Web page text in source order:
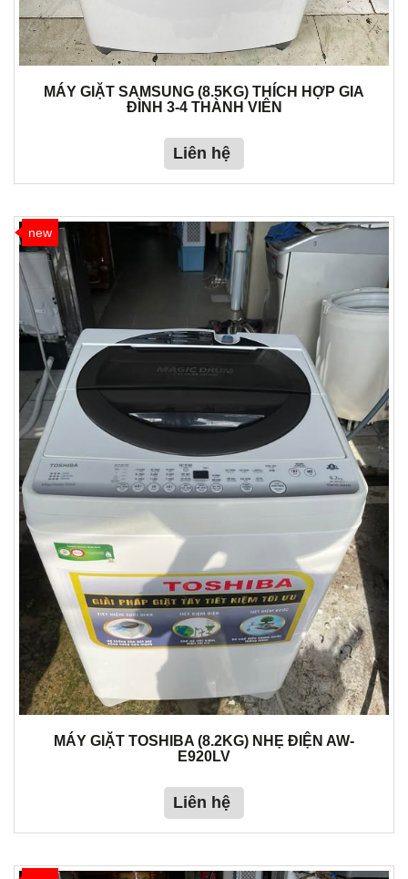
MÁY GIẶT SAMSUNG (8.5KG) THÍCH HỢP GIA
ĐÌNH 3-4 THÀNH VIÊN
Liên hệ
new
MÁY GIẶT TOSHIBA (8.2KG) NHẸ ĐIỆN AW-
E920LV
Liên hệ